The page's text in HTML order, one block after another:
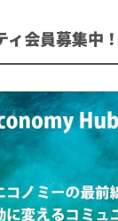
会員募集中！